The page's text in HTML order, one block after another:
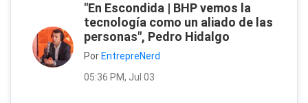
"En Escondida | BHP vemos la
tecnología como un aliado de las
personas", Pedro Hidalgo
Por EntrepreNerd
05:36 PM, Jul 03